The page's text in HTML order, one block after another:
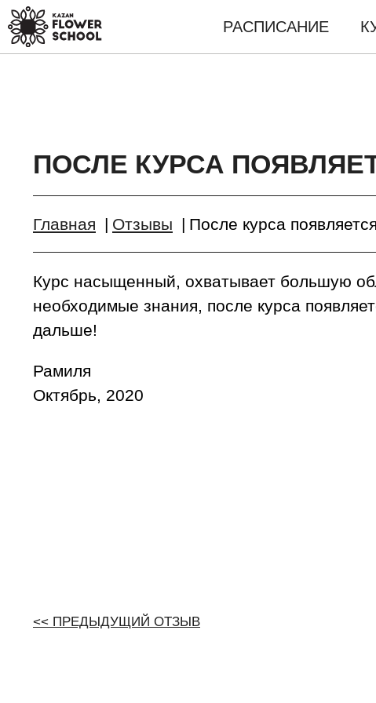
РАСПИСАНИЕ
ПОСЛЕ КУРСА
Главная Отзывы После курса
Курс насыщенный, охватывает большую
необходимые знания, после курса
дальше!
Рамиля
Октябрь, 2020
<< ПРЕДЫДУЩИЙ ОТЗЫВ